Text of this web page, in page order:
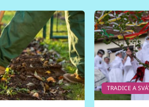
TRADICE A